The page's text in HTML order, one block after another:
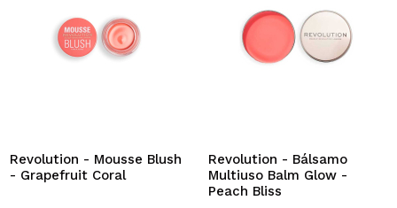
Revolution - Mousse Blush
- Grapefruit Coral
Revolution - Bálsamo
Multiuso Balm Glow -
Peach Bliss